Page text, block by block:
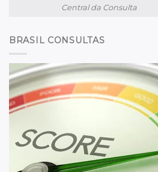
Central da Consulta
BRASIL CONSULTAS